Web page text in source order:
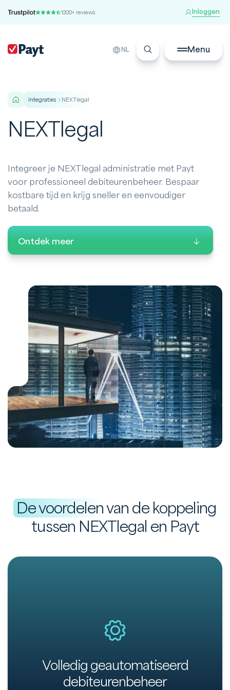
1200+ reviews Inloggen
NL Menu
integraties NEXTlegal
NEXTlegal
Integreer je NEXTlegal administratie met Payt
voor professioneel debiteurenbeheer. Bespaar
kostbare tijd en krijg sneller en eenvoudiger
betaald.
Ontdek meer
De voordelenvan de koppeling
tussen NEXTlegal en Payt
Volledig geautomatiseerd
debiteurenbeheer
branchespecifieke software.